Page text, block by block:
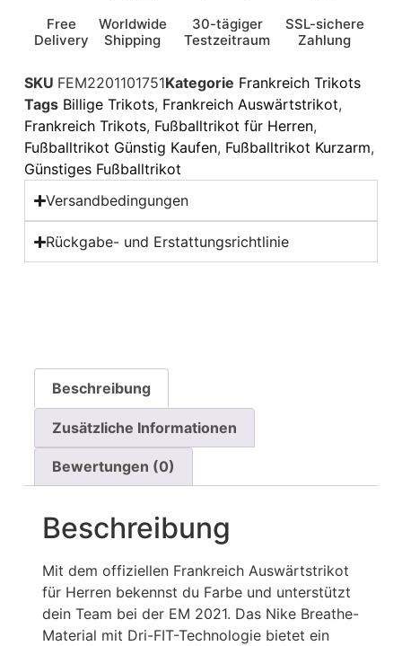
Free
Delivery
Worldwide
Shipping
30-tägiger
Testzeitraum
SSL-sichere
Zahlung
SKU FEM2201101751Kategorie Frankreich Trikots
Tags Billige Trikots, Frankreich Auswärtstrikot,
Frankreich Trikots, Fußballtrikot für Herren,
Fußballtrikot Günstig Kaufen, Fußballtrikot Kurzarm,
Günstiges Fußballtrikot
Versandbedingungen
Rückgabe- und Erstattungsrichtlinie
Beschreibung
Zusätzliche Informationen
Bewertungen (0)
Beschreibung
Mit dem offiziellen Frankreich Auswärtstrikot
für Herren bekennst du Farbe und unterstützt
dein Team bei der EM 2021. Das Nike Breathe-
Material mit Dri-FIT-Technologie bietet ein